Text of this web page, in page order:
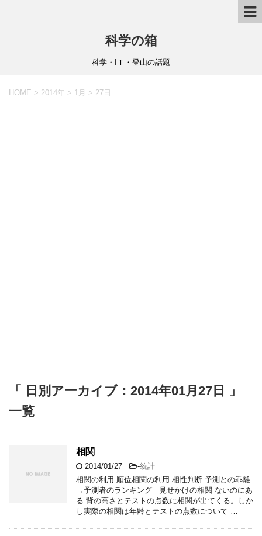
科学の箱
科学・IＴ・登山の話題
HOME > 2014年 > 1月 > 27日
「 日別アーカイブ：2014年01月27日 」
一覧
相関
2014/01/27 -統計
相関の利用 順位相関の利用 相性判断 予測との乖離
→予測者のランキング 見せかけの相関 ないのにあ
る 背の高さとテストの点数に相関が出てくる。しか
し実際の相関は年齢とテストの点数について …